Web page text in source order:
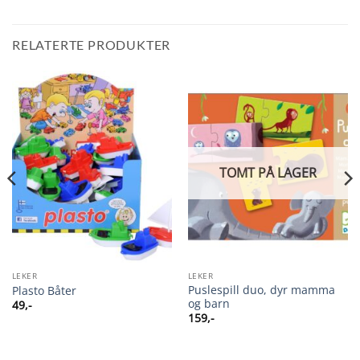
RELATERTE PRODUKTER
LEKER
Plasto Båter
49,-
TOMT PÅ LAGER
LEKER
Puslespill duo, dyr mamma
og barn
159,-